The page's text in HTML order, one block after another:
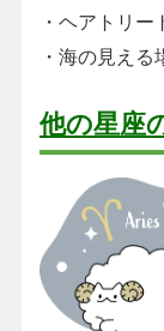
・ヘアトリー
・海の見える
他の星座